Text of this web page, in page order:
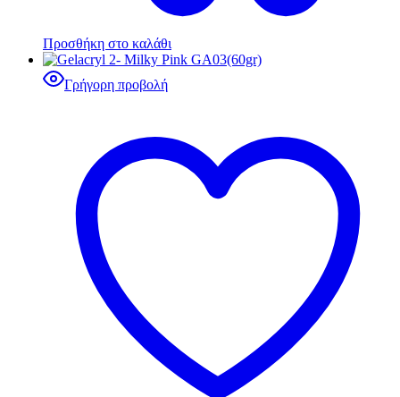
Προσθήκη στο καλάθι
Γρήγορη προβολή